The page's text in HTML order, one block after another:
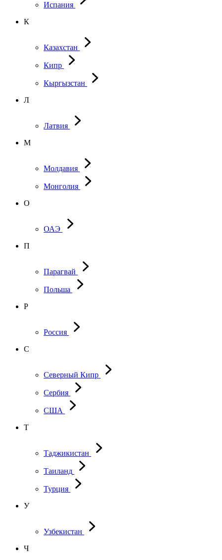
Испания
К
Казахстан
Кипр
Кыргызстан
Л
Латвия
М
Молдавия
Монголия
О
ОАЭ
П
Парагвай
Польша
Р
Россия
С
Северный Кипр
Сербия
США
Т
Таджикистан
Таиланд
Турция
У
Узбекистан
Ч